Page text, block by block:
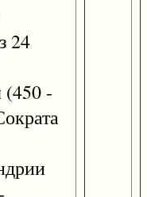
24
-